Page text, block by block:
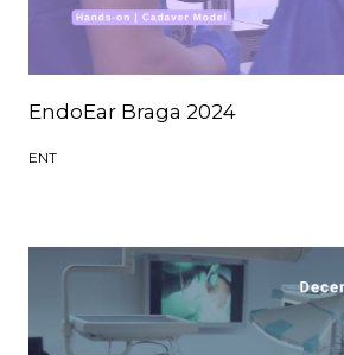
EndoEar Braga 2024
ENT